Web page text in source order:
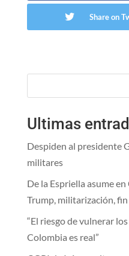
Share on
Ultimas
Despiden al presidente
militares
De la Espriella asume
Trump, militarización,
“El riesgo de vulnerar
Colombia es real”